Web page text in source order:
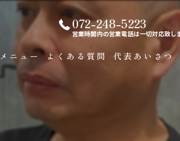
072-248-5223
営業時間内の営業電話は一切対応致し
メニュー よくある質問 代表あいさつ